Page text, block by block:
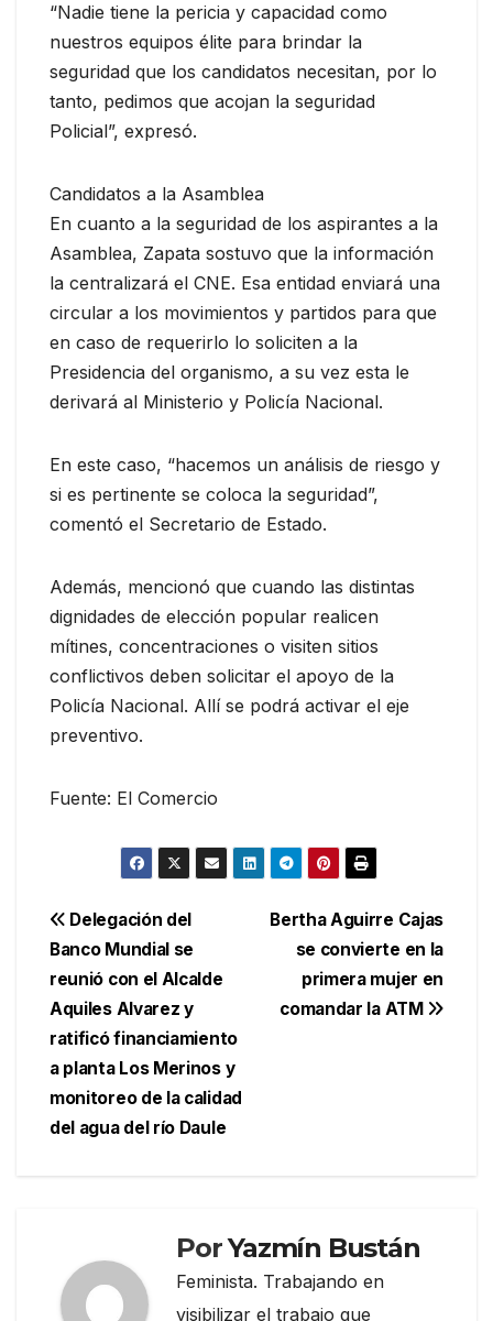
“Nadie tiene la pericia y capacidad como
nuestros equipos élite para brindar la
seguridad que los candidatos necesitan, por lo
tanto, pedimos que acojan la seguridad
Policial”, expresó.
Candidatos a la Asamblea
En cuanto a la seguridad de los aspirantes a la
Asamblea, Zapata sostuvo que la información
la centralizará el CNE. Esa entidad enviará una
circular a los movimientos y partidos para que
en caso de requerirlo lo soliciten a la
Presidencia del organismo, a su vez esta le
derivará al Ministerio y Policía Nacional.
En este caso, “hacemos un análisis de riesgo y
si es pertinente se coloca la seguridad”,
comentó el Secretario de Estado.
Además, mencionó que cuando las distintas
dignidades de elección popular realicen
mítines, concentraciones o visiten sitios
conflictivos deben solicitar el apoyo de la
Policía Nacional. Allí se podrá activar el eje
preventivo.
Fuente: El Comercio
Navegación
de
entradas
Bertha Aguirre Cajas
se convierte en la
primera mujer en
comandar la ATM
Delegación del
Banco Mundial se
reunió con el Alcalde
Aquiles Alvarez y
ratificó financiamiento
a planta Los Merinos y
monitoreo de la calidad
del agua del río Daule
PorYazmín Bustán
Feminista. Trabajando en
visibilizar el trabajo que